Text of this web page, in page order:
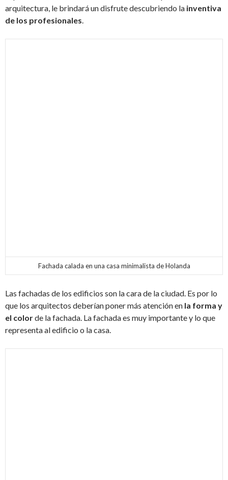
arquitectura, le brindará un disfrute descubriendo la inventiva
de los profesionales
Fachada calada en una casa minimalista de Holanda
Las fachadas de los edificios son la cara de la ciudad. Es por lo
que los arquitectos deberían poner más atención en la forma y
el colorde la fachada. La fachada es muy importante y lo que
representa al edificio o la casa.